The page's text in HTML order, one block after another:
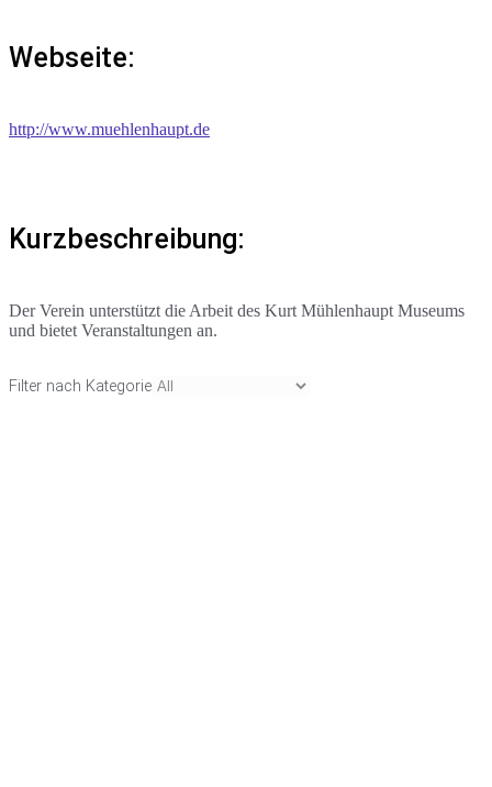
Webseite:
http://www.muehlenhaupt.de
Kurzbeschreibung:
Der Verein unterstützt die Arbeit des Kurt Mühlenhaupt Museums
und bietet Veranstaltungen an.
Filter nach Kategorie